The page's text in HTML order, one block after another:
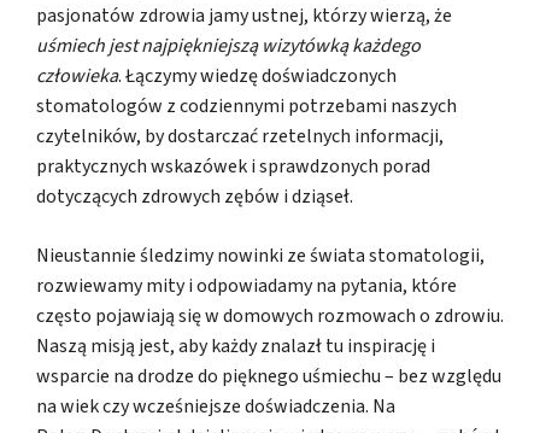
pasjonatów zdrowia jamy ustnej, którzy wierzą, że
uśmiech jest najpiękniejszą wizytówką każdego
człowieka. Łączymy wiedzę doświadczonych
stomatologów z codziennymi potrzebami naszych
czytelników, by dostarczać rzetelnych informacji,
praktycznych wskazówek i sprawdzonych porad
dotyczących zdrowych zębów i dziąseł.
Nieustannie śledzimy nowinki ze świata stomatologii,
rozwiewamy mity i odpowiadamy na pytania, które
często pojawiają się w domowych rozmowach o zdrowiu.
Naszą misją jest, aby każdy znalazł tu inspirację i
wsparcie na drodze do pięknego uśmiechu – bez względu
na wiek czy wcześniejsze doświadczenia. Na